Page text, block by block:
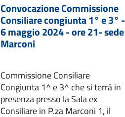
Convocazione Commissione
Consiliare congiunta 1° e 3° -
6 maggio 2024 - ore 21- sede
Marconi
Commissione Consiliare
Congiunta 1^ e 3^ che si terrà in
presenza presso la Sala ex
Consiliare in P.za Marconi 1, il